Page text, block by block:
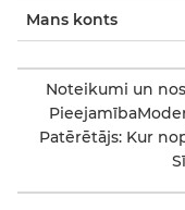
Mans konts
Noteikumi un
Pieejamība
Patērētājs: Kur